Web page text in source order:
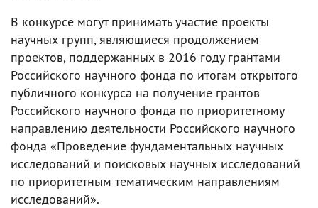
В конкурсе могут принимать участие проекты
научных групп, являющиеся продолжением
проектов, поддержанных в 2016 году грантами
Российского научного фонда по итогам открытого
публичного конкурса на получение грантов
Российского научного фонда по приоритетному
направлению деятельности Российского научного
фонда «Проведение фундаментальных научных
исследований и поисковых научных исследований
по приоритетным тематическим направлениям
исследований».